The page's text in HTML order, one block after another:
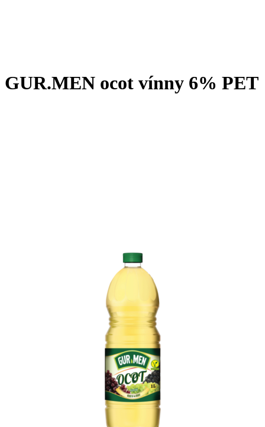
GUR.MEN ocot vínny 6% PET